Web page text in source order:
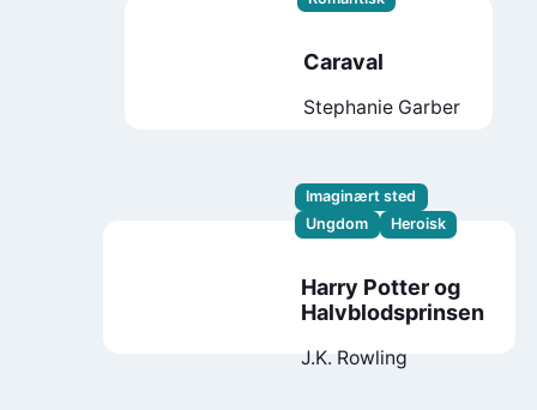
Caraval
Stephanie Garber
Imaginært sted
Ungdom
Heroisk
Harry Potter og
Halvblodsprinsen
J.K. Rowling